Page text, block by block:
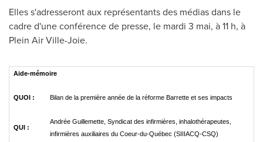
Elles s'adresseront aux représentants des médias dans le
cadre d'une conférence de presse, le mardi 3 mai, à 11 h, à
Plein Air Ville-Joie.
Aide-mémoire
QUOI : Bilan de la première année de la réforme Barrette et ses impacts
QUI :
Andrée Guillemette, Syndicat des infirmières, inhalothérapeutes,
infirmières auxiliaires du Coeur-du-Québec (SIIIACQ-CSQ)